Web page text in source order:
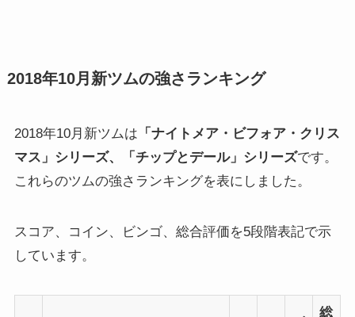
2018年10月新ツムの強さランキング
2018年10月新ツムは 「ナイトメア・ビフォア・クリス
マス」シリーズ、「チップとデール」シリーズです。
これらのツムの強さランキングを表にしました。
スコア、コイン、ビンゴ、総合評価を5段階表記で示
しています。
総